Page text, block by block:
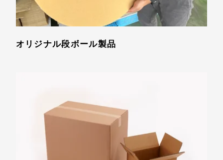
オリジナル段ボール製品